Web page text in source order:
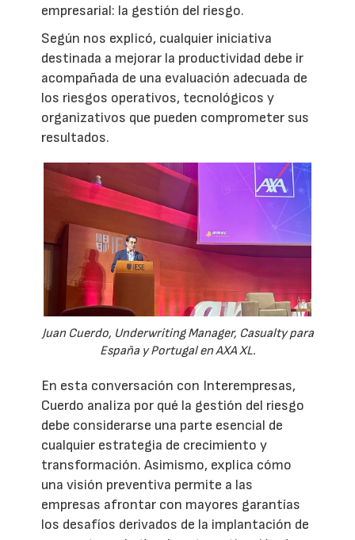
empresarial: la gestión del riesgo.
Según nos explicó, cualquier iniciativa
destinada a mejorar la productividad debe ir
acompañada de una evaluación adecuada de
los riesgos operativos, tecnológicos y
organizativos que pueden comprometer sus
resultados.
Juan Cuerdo, Underwriting Manager, Casualty para
España y Portugal en AXA XL.
En esta conversación con Interempresas,
Cuerdo analiza por qué la gestión del riesgo
debe considerarse una parte esencial de
cualquier estrategia de crecimiento y
transformación. Asimismo, explica cómo
una visión preventiva permite a las
empresas afrontar con mayores garantías
los desafíos derivados de la implantación de